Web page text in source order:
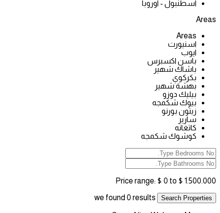
اسطنبول - اوروبا
Areas
Areas
اسنيورت
ايوب
باسن اكسبرس
باشاك شهير
بكركوي
بهشة شهير
بيليك دوزو
بيوك شكمجه
زيتون بورنو
سارير
كاتغانه
كوشوك شكمجه
Price range: $ 0 to $ 1.500.000
Search Properties
we found 0 results